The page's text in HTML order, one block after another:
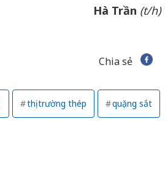
Hà Trần (t/h)
Chia sẻ
thị trường thép quặng sắt